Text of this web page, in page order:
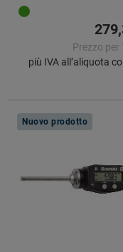
Prezzo per
più IVA all’aliquota
Nuovo prodotto